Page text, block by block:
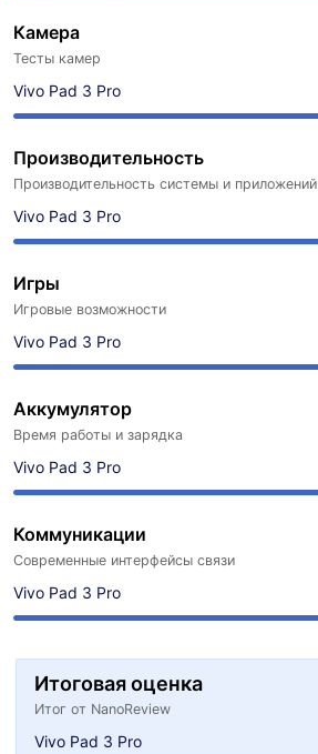
Камера
Тесты камер
Vivo Pad 3 Pro
Производительность
Производительность системы и приложений
Vivo Pad 3 Pro
Игры
Игровые возможности
Vivo Pad 3 Pro
Аккумулятор
Время работы и зарядка
Vivo Pad 3 Pro
Коммуникации
Современные интерфейсы связи
Vivo Pad 3 Pro
Итоговая оценка
Итог от NanoReview
Vivo Pad 3 Pro